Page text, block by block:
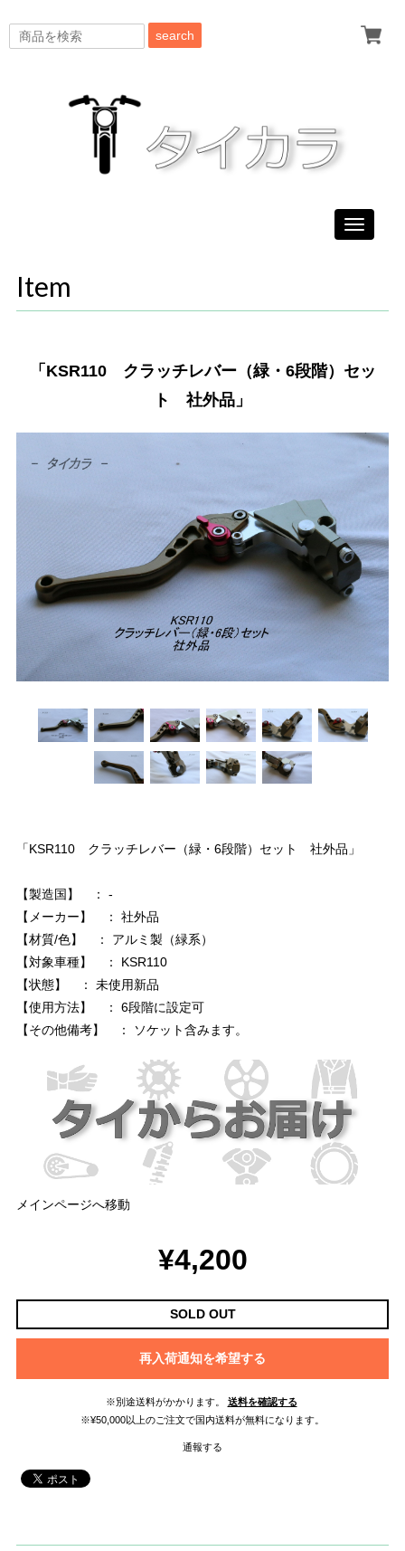
search
Toggle
Item
「KSR110 クラッチレバー（緑・6段階）セッ
ト 社外品」
「KSR110 クラッチレバー（緑・6段階）セット 社外品」
【製造国】 ： -
【メーカー】 ： 社外品
【材質/色】 ： アルミ製（緑系）
【対象車種】 ： KSR110
【状態】 ： 未使用新品
【使用方法】 ： 6段階に設定可
【その他備考】 ： ソケット含みます。
メインページへ移動
¥4,200
SOLD OUT
再入荷通知を希望する
※別途送料がかかります。
送料を確認する
※¥50,000以上のご注文で国内送料が無料になります。
通報する